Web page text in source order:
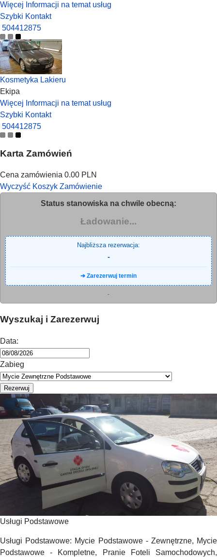
Więcej Informacji na temat usług
Szybki Kontakt
504412875
Kosmetyka Lakieru
Ekipa
Więcej Informacji na temat usług
Szybki Kontakt
504412875
Karta Zamówień
Cena zamówienia 0.00 PLN
Wyczyść Koszyk Zamówienie
Status stanowiska na chwile obecną:
Ładowanie...
Najbliższa rezerwacja:
-
➔ Zarezerwuj termin
-
Wyszukaj i Zarezerwuj
Data:
Zabieg
Rezerwuj
Usługi Podstawowe
Usługi Podstawowe: Mycie Podstawowe - Zewnętrzne, Mycie
Podstawowe - Kompletne, Pranie Foteli Samochodowych,